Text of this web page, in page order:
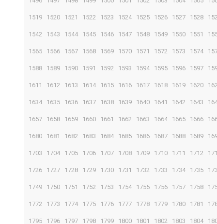
1519 1520 1521 1522 1523 1524 1525 1526 1527 1528
1542 1543 1544 1545 1546 1547 1548 1549 1550 1551
1565 1566 1567 1568 1569 1570 1571 1572 1573 1574
1588 1589 1590 1591 1592 1593 1594 1595 1596 1597
1611 1612 1613 1614 1615 1616 1617 1618 1619 1620
1634 1635 1636 1637 1638 1639 1640 1641 1642 1643
1657 1658 1659 1660 1661 1662 1663 1664 1665 1666
1680 1681 1682 1683 1684 1685 1686 1687 1688 1689
1703 1704 1705 1706 1707 1708 1709 1710 1711 1712
1726 1727 1728 1729 1730 1731 1732 1733 1734 1735
1749 1750 1751 1752 1753 1754 1755 1756 1757 1758
1772 1773 1774 1775 1776 1777 1778 1779 1780 1781
1795 1796 1797 1798 1799 1800 1801 1802 1803 1804